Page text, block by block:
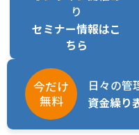
り
セミナー情報はこ
ちら
今だけ
無料
日々の管
資金繰り